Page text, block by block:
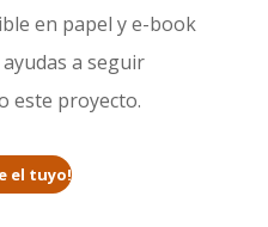
en papel y e-book
a seguir
este proyecto.
el tuyo!